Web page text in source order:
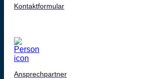
Kontaktformular
Ansprechpartner